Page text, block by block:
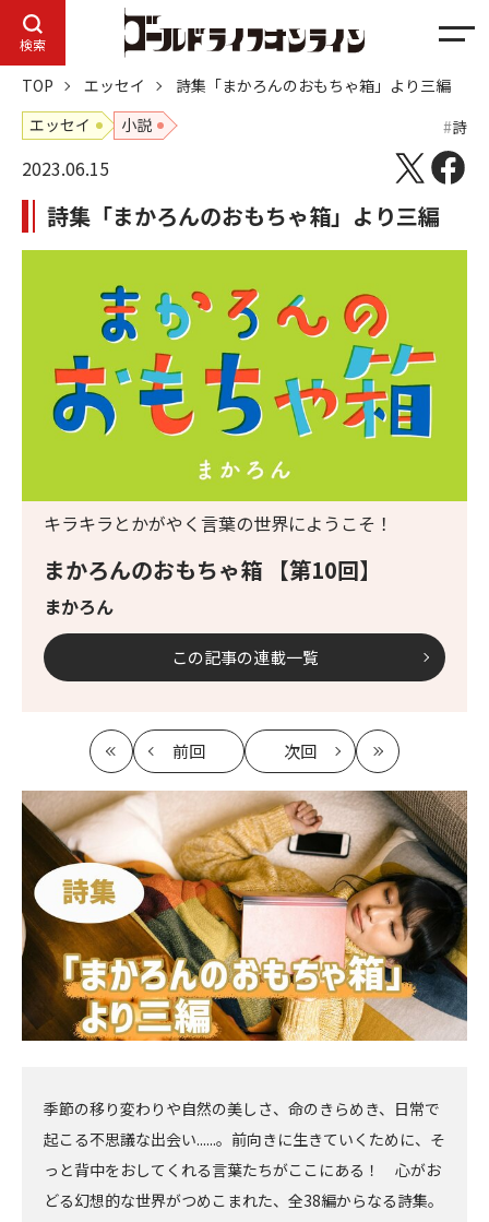
検索
メ
ニ
ュ
TOP エッセイ
詩集「まかろんのおもちゃ箱」より三編
エッセイ
小説 詩
2023.06.15
詩集「まかろんのおもちゃ箱」より三編
まかろんのおもちゃ箱 【第10回】
まかろん
キラキラとかがやく言葉の世界にようこそ！
この記事の連載一覧
最
初
前回
記
事
へ
次回
記
事
へ
最
新
季節の移り変わりや自然の美しさ、命のきらめき、日常で
起こる不思議な出会い......。前向きに生きていくために、そ
っと背中をおしてくれる言葉たちがここにある！ 心がお
どる幻想的な世界がつめこまれた、全38編からなる詩集。